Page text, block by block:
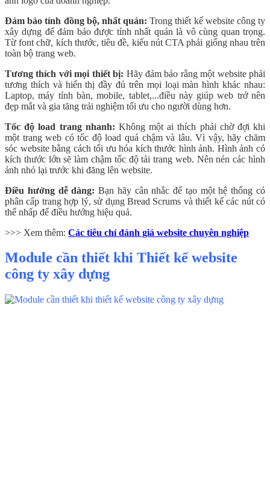
Đảm bảo tính đồng bộ, nhất quán:Trong thiết kế website công ty
xây dựng để đảm bảo được tính nhất quán là vô cùng quan trọng.
Từ font chữ, kích thước, tiêu đề, kiểu nút CTA phải giống nhau trên
toàn bộ trang web.
Tương thích với mọi thiết bị: Hãy đảm bảo rằng một website phải
tương thích và hiển thị đầy đủ trên mọi loại màn hình khác nhau:
Laptop, máy tính bàn, mobile, tablet,...điều này giúp web trở nên
đẹp mắt và gia tăng trải nghiệm tối ưu cho người dùng hơn.
Tốc độ load trang nhanh: Không một ai thích phải chờ đợi khi
một trang web có tốc độ load quá chậm và lâu.Vì vậy, hãy chăm
sóc website bằng cách tối ưu hóa kích thước hình ảnh. Hình ảnh có
kích thước lớn sẽ làm chậm tốc độ tải trang web. Nên nén các hình
ảnh nhỏ lại trước khi đăng lên website.
Điều hướng dễ dàng: Bạn hãy cân nhắc để tạo một hệ thống có
phân cấp trang hợp lý, sử dụng Bread Scrums và thiết kế các nút có
thể nhấp để điều hướng hiệu quả.
>>> Xem thêm: Các tiêu chí đánh giá website chuyên nghiệp
Module cần thiết khi Thiết kế website
công ty xây dựng